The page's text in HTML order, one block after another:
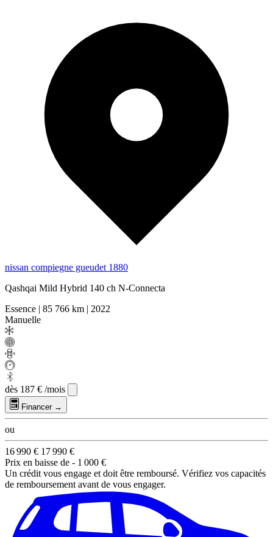
nissan compiegne gueudet 1880
Qashqai Mild Hybrid 140 ch N-Connecta
Essence | 85 766 km | 2022
Manuelle
dès 187 € /mois
Financer →
ou
16 990 € 17 990 €
Prix en baisse de - 1 000 €
Un crédit vous engage et doit être remboursé. Vérifiez vos capacités
de remboursement avant de vous engager.